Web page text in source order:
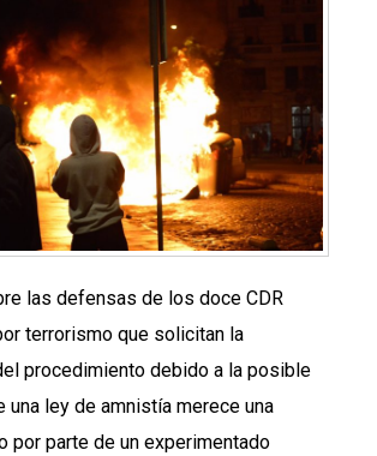
las defensas de los doce CDR
terrorismo que solicitan la
procedimiento debido a la posible
una ley de amnistía merece una
por parte de un experimentado